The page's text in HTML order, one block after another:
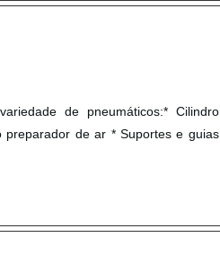
de pneumáticos:* Cilindro
preparador de ar * Suportes e guias